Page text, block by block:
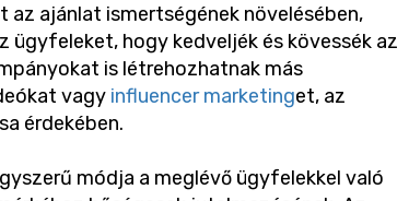
az ajánlat ismertségének növelésében,
ügyfeleket, hogy kedveljék és kövessék az
is létrehozhatnak más
vagy influencer marketinget, az
érdekében.
módja a meglévő ügyfelekkel való